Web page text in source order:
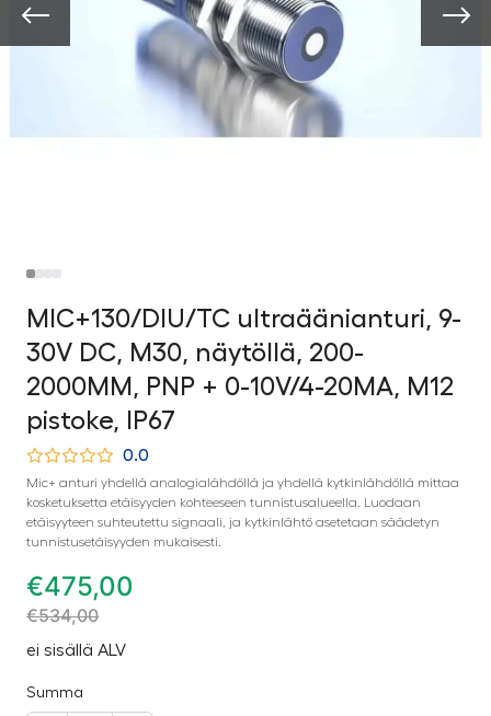
MIC+130/DIU/TC ultraäänianturi, 9-
30V DC, M30, näytöllä, 200-
2000MM, PNP + 0-10V/4-20MA, M12
pistoke, IP67
0.0
Mic+ anturi yhdellä analogialähdöllä ja yhdellä kytkinlähdöllä mittaa
kosketuksetta etäisyyden kohteeseen tunnistusalueella. Luodaan
etäisyyteen suhteutettu signaali, ja kytkinlähtö asetetaan säädetyn
tunnistusetäisyyden mukaisesti.
€475,00
€534,00
ei sisällä ALV
Summa